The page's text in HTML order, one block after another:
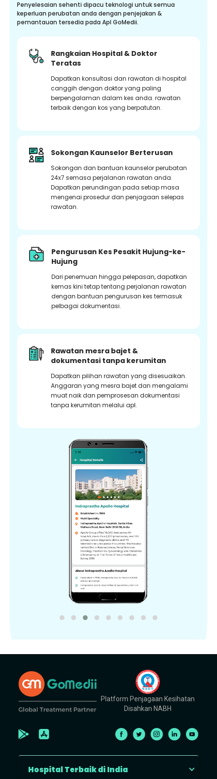
Penyelesaian sehenti dipacu teknologi untuk semua
keperluan perubatan anda dengan penjejakan &
pemantauan tersedia pada Apl GoMedii.
Rangkaian Hospital & Doktor
Teratas
Dapatkan konsultasi dan rawatan di hospital
canggih dengan doktor yang paling
berpengalaman dalam kes anda. rawatan
terbaik dengan kos yang berpatutan.
Sokongan Kaunselor Berterusan
Sokongan dan bantuan kaunselor perubatan
24x7 semasa perjalanan rawatan anda.
Dapatkan perundingan pada setiap masa
mengenai prosedur dan penjagaan selepas
rawatan.
Pengurusan Kes Pesakit Hujung-ke-
Hujung
Dari penemuan hingga pelepasan, dapatkan
kemas kini tetap tentang perjalanan rawatan
dengan bantuan pengurusan kes termasuk
pelbagai dokumentasi.
Rawatan mesra bajet &
dokumentasi tanpa kerumitan
Dapatkan pilihan rawatan yang disesuaikan.
Anggaran yang mesra bajet dan mengalami
muat naik dan pemprosesan dokumentasi
tanpa kerumitan melalui apl.
Platform Penjagaan Kesihatan
Disahkan NABH
Hospital Terbaik di India